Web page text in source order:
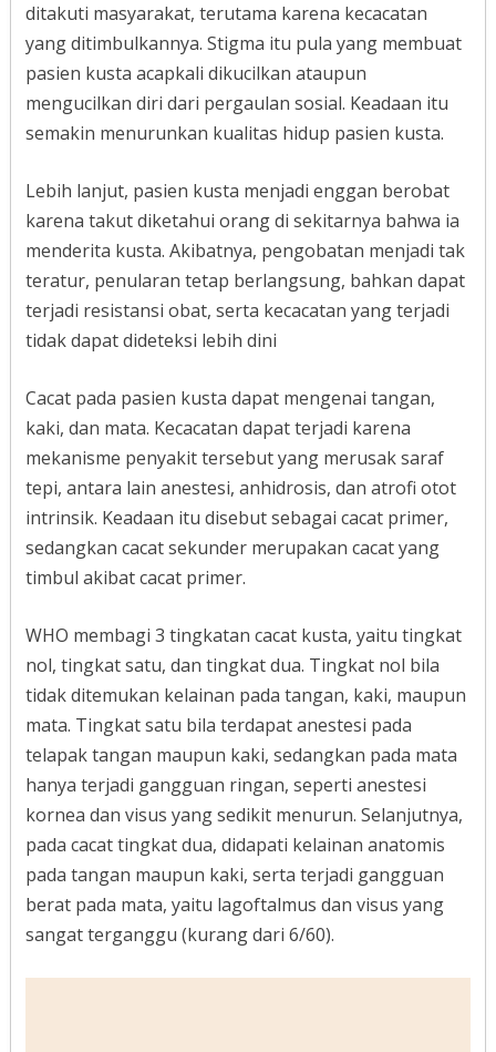
ditakuti masyarakat, terutama karena kecacatan
yang ditimbulkannya. Stigma itu pula yang membuat
pasien kusta acapkali dikucilkan ataupun
mengucilkan diri dari pergaulan sosial. Keadaan itu
semakin menurunkan kualitas hidup pasien kusta.
Lebih lanjut, pasien kusta menjadi enggan berobat
karena takut diketahui orang di sekitarnya bahwa ia
menderita kusta. Akibatnya, pengobatan menjadi tak
teratur, penularan tetap berlangsung, bahkan dapat
terjadi resistansi obat, serta kecacatan yang terjadi
tidak dapat dideteksi lebih dini
Cacat pada pasien kusta dapat mengenai tangan,
kaki, dan mata. Kecacatan dapat terjadi karena
mekanisme penyakit tersebut yang merusak saraf
tepi, antara lain anestesi, anhidrosis, dan atrofi otot
intrinsik. Keadaan itu disebut sebagai cacat primer,
sedangkan cacat sekunder merupakan cacat yang
timbul akibat cacat primer.
WHO membagi 3 tingkatan cacat kusta, yaitu tingkat
nol, tingkat satu, dan tingkat dua. Tingkat nol bila
tidak ditemukan kelainan pada tangan, kaki, maupun
mata. Tingkat satu bila terdapat anestesi pada
telapak tangan maupun kaki, sedangkan pada mata
hanya terjadi gangguan ringan, seperti anestesi
kornea dan visus yang sedikit menurun. Selanjutnya,
pada cacat tingkat dua, didapati kelainan anatomis
pada tangan maupun kaki, serta terjadi gangguan
berat pada mata, yaitu lagoftalmus dan visus yang
sangat terganggu (kurang dari 6/60).